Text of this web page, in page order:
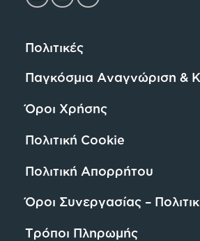
Πολιτικές
Παγκόσμια Αναγνώριση &
Όροι Χρήσης
Πολιτική Cookie
Πολιτική Απορρήτου
Όροι Συνεργασίας –
Τρόποι Πληρωμής